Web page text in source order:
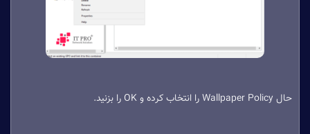
حال Wallpaper Policy را انتخاب کرده و OK را بزنید.